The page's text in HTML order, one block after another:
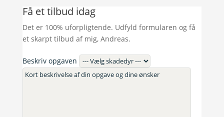
Få et tilbud idag
Det er 100% uforpligtende. Udfyld formularen og få
et skarpt tilbud af mig, Andreas.
Beskriv opgaven